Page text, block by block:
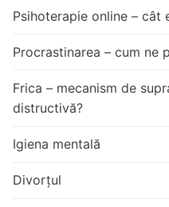
Psihoterapie online – cât
Procrastinarea – cum ne
Frica – mecanism de
distructivă?
Igiena mentală
Divorțul